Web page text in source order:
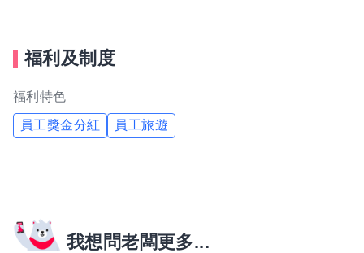
福利及制度
福利特色
員工獎金分紅 員工旅遊
我想問老闆更多...